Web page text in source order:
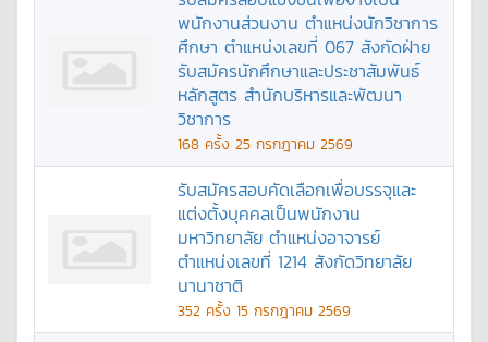
พนักงานส่วนงาน ตำแหน่งนักวิชาการ
ศึกษา ตำแหน่งเลขที่ 067 สังกัดฝ่าย
รับสมัครนักศึกษาและประชาสัมพันธ์
หลักสูตร สำนักบริหารและพัฒนา
วิชาการ
168 ครั้ง 25 กรกฎาคม 2569
รับสมัครสอบคัดเลือกเพื่อบรรจุและ
แต่งตั้งบุคคลเป็นพนักงาน
มหาวิทยาลัย ตำแหน่งอาจารย์
ตำแหน่งเลขที่ 1214 สังกัดวิทยาลัย
นานาชาติ
352 ครั้ง 15 กรกฎาคม 2569